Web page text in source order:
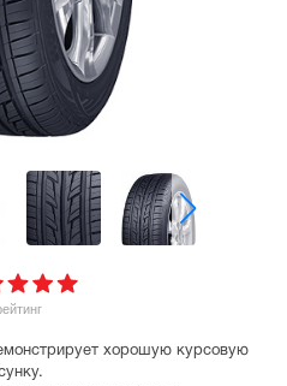
хорошую курсовую